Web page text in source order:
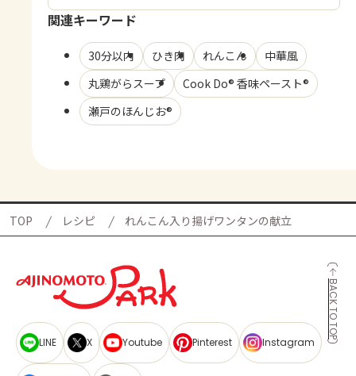
関連キーワード
30分以内 ひき肉 れんこん
中華風
丸鶏がらスープ
Cook Do® 香味ペースト®
瀬戸のほんじお®
TOP レシピ れんこん入り揚げワンタンの献立
BACK TO TOP
LINE X Youtube Pinterest Instagram